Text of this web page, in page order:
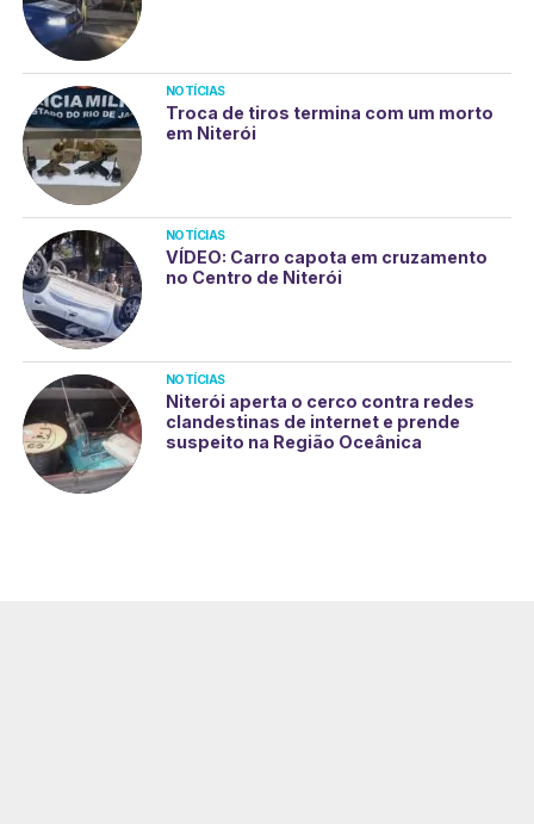
NOTÍCIAS
Troca de tiros termina com um morto
em Niterói
NOTÍCIAS
VÍDEO: Carro capota em cruzamento
no Centro de Niterói
NOTÍCIAS
Niterói aperta o cerco contra redes
clandestinas de internet e prende
suspeito na Região Oceânica